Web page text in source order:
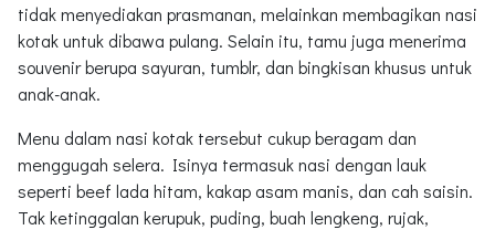
tidak menyediakan prasmanan, melainkan membagikan nasi
kotak untuk dibawa pulang. Selain itu, tamu juga menerima
souvenir berupa sayuran, tumblr, dan bingkisan khusus untuk
anak-anak.
Menu dalam nasi kotak tersebut cukup beragam dan
menggugah selera. Isinya termasuk nasi dengan lauk
seperti beef lada hitam, kakap asam manis, dan cah saisin.
Tak ketinggalan kerupuk, puding, buah lengkeng, rujak,